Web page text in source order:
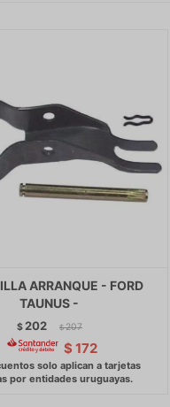
ARRANQUE - FORD
TAUNUS -
$202 $ 207
$ 172